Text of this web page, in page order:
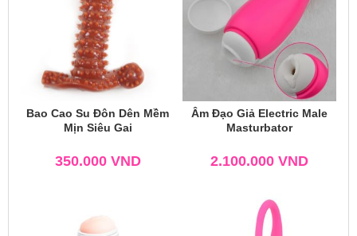
Bao Cao Su Đôn Dên Mềm
Mịn Siêu Gai
350.000 VND
Âm Đạo Giả Electric Male
Masturbator
2.100.000 VND